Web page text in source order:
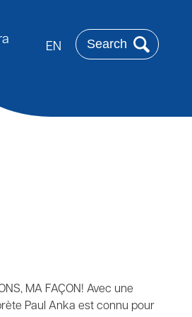
EN
Rechercher
MA FAÇON! Avec une
Paul Anka est connu pour